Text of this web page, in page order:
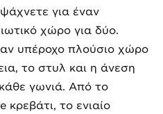
για έναν
χώρο για δύο.
υπέροχο πλούσιο χώρο
το στυλ και η άνεση
γωνιά. Από το
κρεβάτι, το ενιαίο